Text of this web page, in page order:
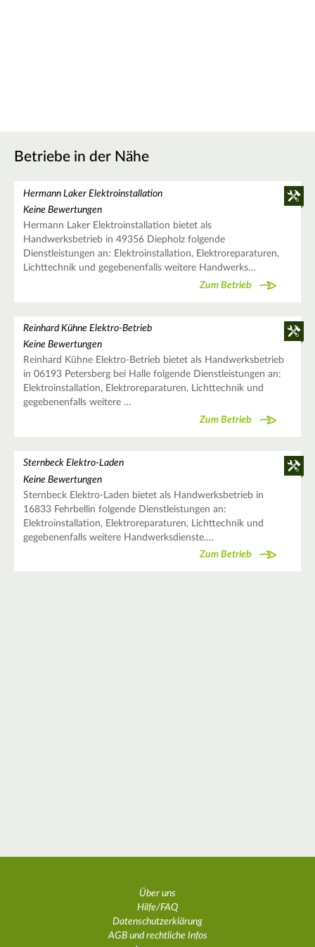
Betriebe in der Nähe
Hermann Laker Elektroinstallation
Keine Bewertungen
Hermann Laker Elektroinstallation bietet als
Handwerksbetrieb in 49356 Diepholz folgende
Dienstleistungen an: Elektroinstallation, Elektroreparaturen,
Lichttechnik und gegebenenfalls weitere Handwerks…
Zum Betrieb
Reinhard Kühne Elektro-Betrieb
Keine Bewertungen
Reinhard Kühne Elektro-Betrieb bietet als Handwerksbetrieb
in 06193 Petersberg bei Halle folgende Dienstleistungen an:
Elektroinstallation, Elektroreparaturen, Lichttechnik und
gegebenenfalls weitere …
Zum Betrieb
Sternbeck Elektro-Laden
Keine Bewertungen
Sternbeck Elektro-Laden bietet als Handwerksbetrieb in
16833 Fehrbellin folgende Dienstleistungen an:
Elektroinstallation, Elektroreparaturen, Lichttechnik und
gegebenenfalls weitere Handwerksdienste.…
Zum Betrieb
Über uns
Hilfe/FAQ
Datenschutzerklärung
AGB und rechtliche Infos